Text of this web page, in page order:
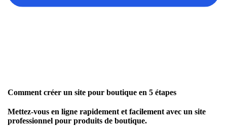
Comment créer un site pour boutique en 5 étapes
Mettez-vous en ligne rapidement et facilement avec un site
professionnel pour produits de boutique.